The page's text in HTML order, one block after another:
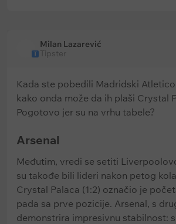
T
Milan Lazarević
Tipster
Kada ste pobedili Madridski
kako onda može da ih plaši Crystal
Pogotovo jer su na vrhu tabele?
Arsenal
Međutim, vredi se setiti
su takođe bili lideri nakon petog
Crystal Palaca (1:2) označio je
pada sa prve pozicije. Arsenal, s
demonstrira impresivnu stabilnost: